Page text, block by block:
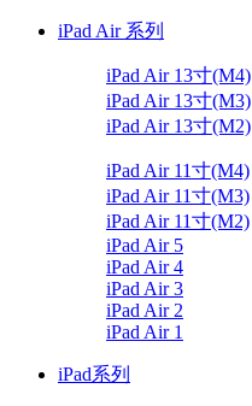
iPad Air 系列
iPad Air 13寸(M4)
iPad Air 13寸(M3)
iPad Air 13寸(M2)
iPad Air 11寸(M4)
iPad Air 11寸(M3)
iPad Air 11寸(M2)
iPad Air 5
iPad Air 4
iPad Air 3
iPad Air 2
iPad Air 1
iPad系列